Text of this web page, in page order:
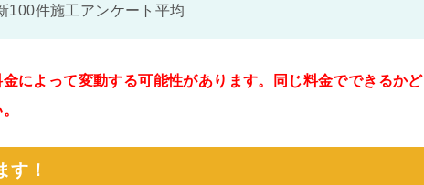
100件施工アンケート平均
によって変動する可能性があります。同じ料金でできるかど
す！